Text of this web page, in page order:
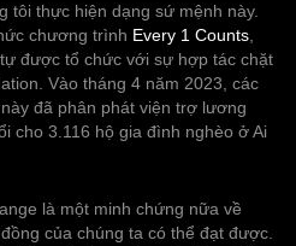
tôi thực hiện dạng sứ mệnh này.
chương trình Every 1 Counts
được tổ chức với sự hợp tác chặt
Vào tháng 4 năm 2023, các
đã phân phát viện trợ lương
cho 3.116 hộ gia đình nghèo ở Ai
là một minh chứng nữa về
của chúng ta có thể đạt được.